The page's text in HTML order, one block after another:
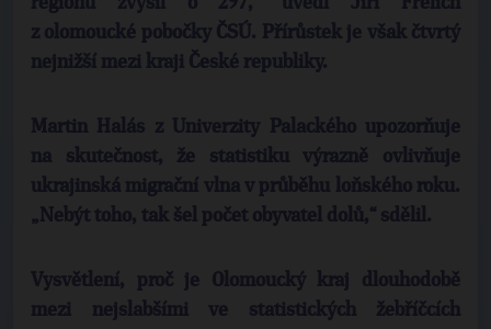
z olomoucké pobočky ČSÚ. Přírůstek je však čtvrtý
nejnižší mezi kraji České republiky.
Martin Halás z Univerzity Palackého upozorňuje
na skutečnost, že statistiku výrazně ovlivňuje
ukrajinská migrační vlna v průběhu loňského roku.
„Nebýt toho, tak šel počet obyvatel dolů,“ sdělil.
Vysvětlení, proč je Olomoucký kraj dlouhodobě
mezi nejslabšími ve statistických žebříčcích